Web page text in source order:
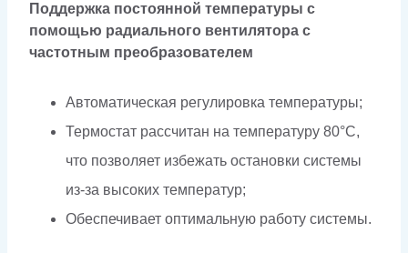
Поддержка постоянной температуры с
помощью радиального вентилятора с
частотным преобразователем
Автоматическая регулировка температуры;
Термостат рассчитан на температуру 80°С,
что позволяет избежать остановки системы
из-за высоких температур;
Обеспечивает оптимальную работу системы.